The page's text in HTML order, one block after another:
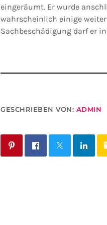
eingeräumt. Er wurde
wahrscheinlich einige
Sachbeschädigung darf er
GESCHRIEBEN VON: ADMIN